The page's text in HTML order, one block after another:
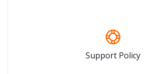
Support Policy